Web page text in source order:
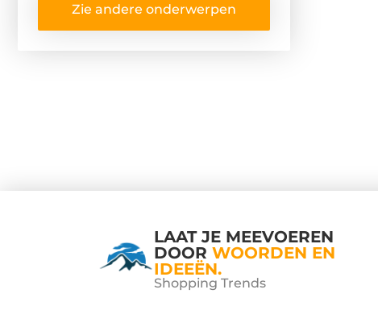
Zie andere onderwerpen
LAAT JE MEEVOEREN
DOOR WOORDEN EN
IDEEËN.
Shopping Trends